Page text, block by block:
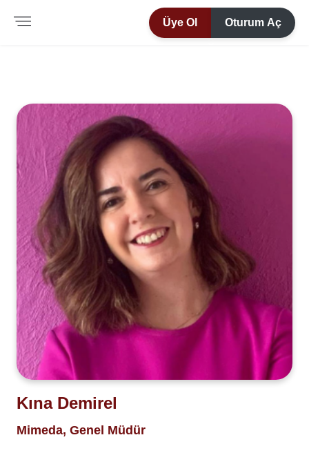
Üye Ol Oturum Aç
Kına Demirel
Mimeda, Genel Müdür